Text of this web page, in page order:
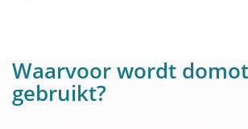
Waarvoor wordt
gebruikt?